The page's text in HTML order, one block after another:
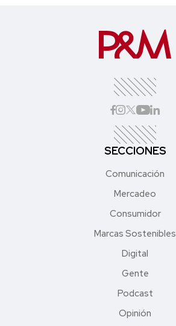
SECCIONES
Comunicación
Mercadeo
Consumidor
Marcas Sostenibles
Digital
Gente
Podcast
Opinión